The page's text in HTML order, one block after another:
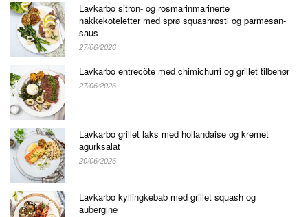
Lavkarbo sitron- og rosmarinmarinerte
nakkekoteletter med sprø squashrøsti og parmesan-
saus
27/06/2026
Lavkarbo entrecôte med chimichurri og grillet tilbehør
27/06/2026
Lavkarbo grillet laks med hollandaise og kremet
agurksalat
20/06/2026
Lavkarbo kyllingkebab med grillet squash og
aubergine